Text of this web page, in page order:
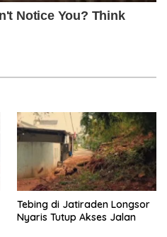
Tebing di Jatiraden Longsor
Nyaris Tutup Akses Jalan